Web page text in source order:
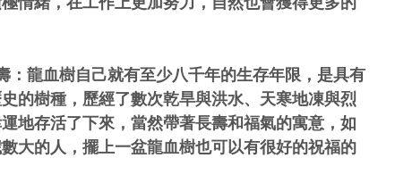
：龍血樹自己就有至少八千年的生存年限，是具有
的樹種，歷經了數次乾旱與洪水、天寒地凍與烈
地存活了下來，當然帶著長壽和福氣的寓意，如
大的人，擺上一盆龍血樹也可以有很好的祝福的